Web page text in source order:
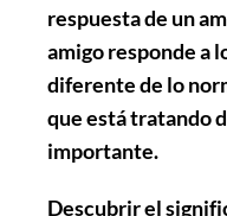
respuestade un
amigo responde a
diferente de lo
que está tratando
importante.
Descubrir el